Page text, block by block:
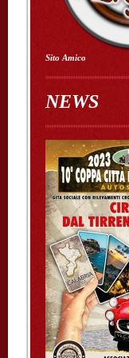
Sito Amico
NEWS